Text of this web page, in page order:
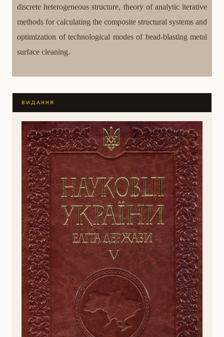
discrete heterogeneous structure, theory of analytic iterative
methods for calculating the composite structural systems and
optimization of technological modes of bead-blasting metal
surface cleaning.
ВИДАННЯ